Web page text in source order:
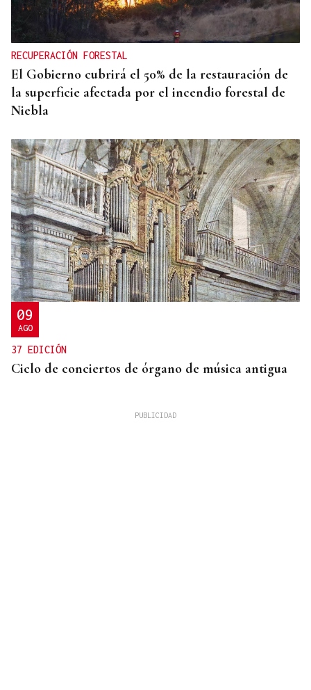
RECUPERACIÓN FORESTAL
El Gobierno cubrirá el 50% de la restauración de
la superficie afectada por el incendio forestal de
Niebla
09
AGO
37 EDICIÓN
Ciclo de conciertos de órgano de música antigua